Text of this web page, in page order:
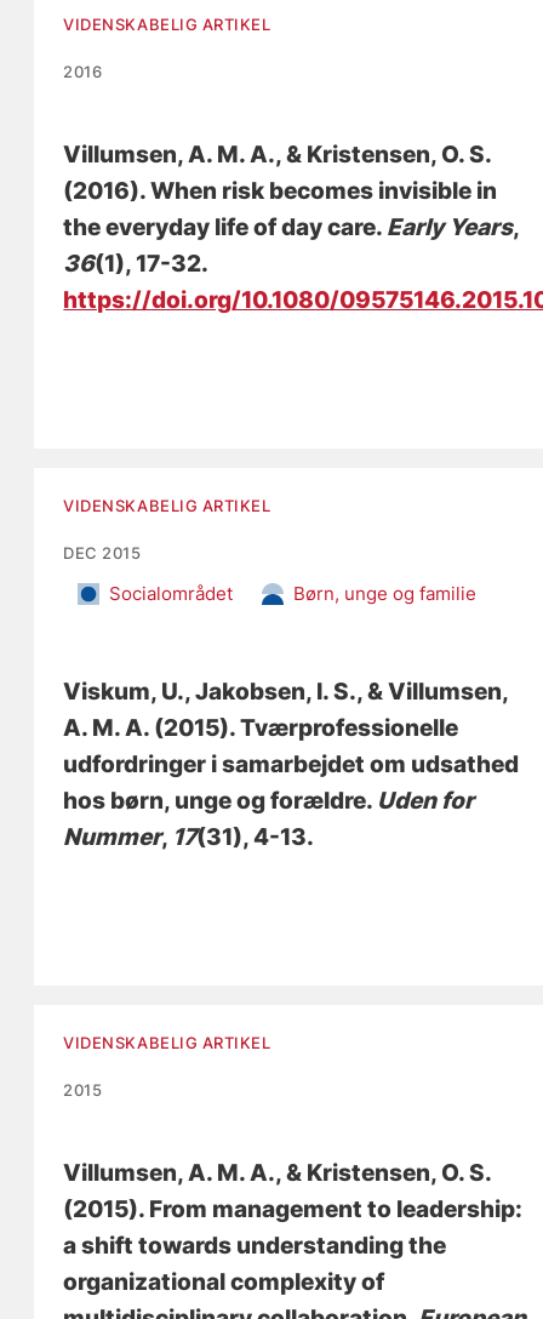
VIDENSKABELIG ARTIKEL
2016
Villumsen, A. M. A., & Kristensen, O. S.
(2016).When risk becomes invisible in
the everyday life of day care. Early Years,
36(1), 17-32.
https://doi.org/10.1080/
VIDENSKABELIG ARTIKEL
DEC 2015
Socialområdet Børn, unge og familie
Viskum, U., Jakobsen, I. S., & Villumsen,
A. M. A. (2015).Tværprofessionelle
udfordringer i samarbejdet om udsathed
hos børn, unge og forældre. Uden for
Nummer, 17(31), 4-13.
VIDENSKABELIG ARTIKEL
2015
Villumsen, A. M. A., & Kristensen, O. S.
(2015). From management to leadership:
a shift towards understanding the
organizational complexity of